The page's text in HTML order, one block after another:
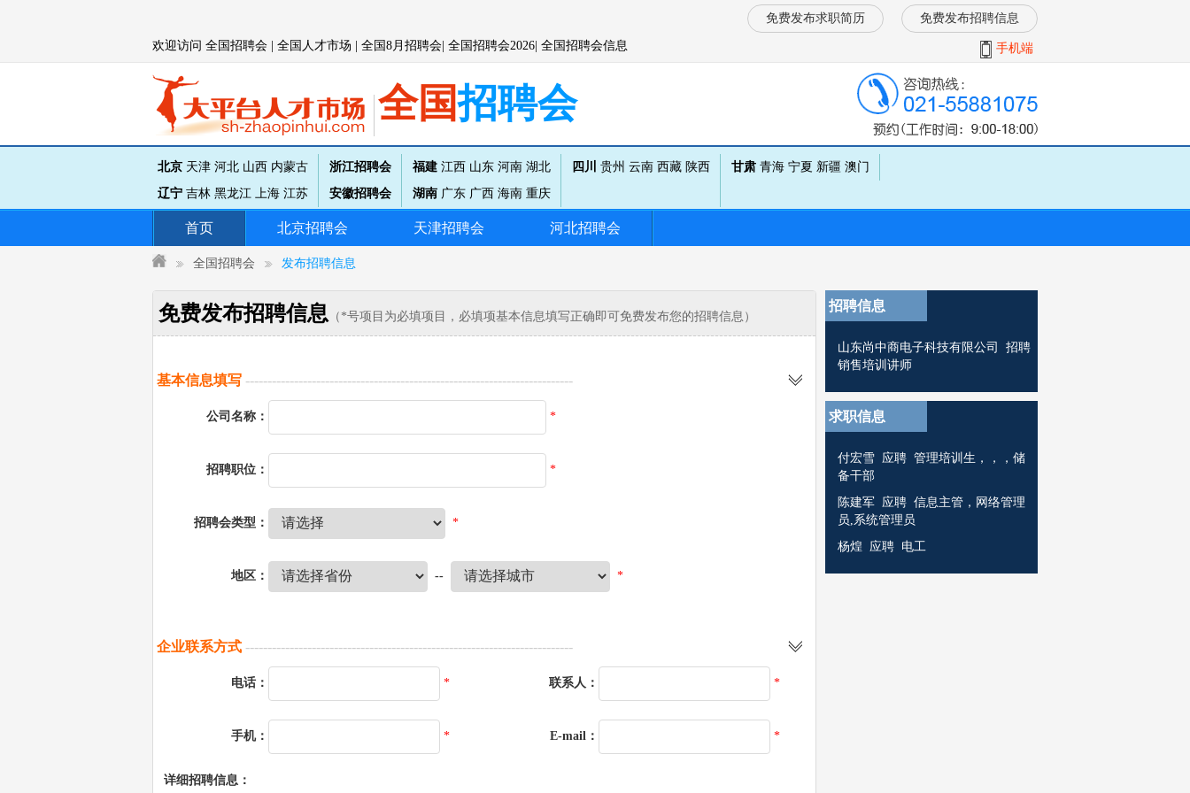
免费发布招聘信息
免费发布求职简历
手机端
欢迎访问 全国 招聘会 | 全国 人才市场 | 全国 8月招聘会| 全国 招聘会2026| 全国 招聘会信息
全国招聘会
北京 天津 河北 山西 内蒙古
辽宁 吉林 黑龙江 上海 江苏
浙江招聘会
安徽招聘会
福建 江西 山东 河南 湖北
湖南 广东 广西 海南 重庆
四川 贵州 云南 西藏 陕西 甘肃 青海 宁夏 新疆 澳门
首页 北京招聘会 天津招聘会 河北招聘会
全国招聘会 发布招聘信息
免费发布招聘信息 （*号项目为必填项目，必填项基本信息填写正确即可免费发布您的招聘信息）
基本信息填写 --------------------------------------------------------------------------
公司名称： *
招聘职位： *
招聘会类型： *
地区： -- *
企业联系方式 --------------------------------------------------------------------------
电话： * 联系人： *
手机： * E-mail： *
详细招聘信息：
招聘信息
山东尚中商电子科技有限公司 招聘
销售培训讲师
求职信息
付宏雪 应聘 管理培训生，，，储
备干部
陈建军 应聘 信息主管，网络管理
员,系统管理员
杨煌 应聘 电工